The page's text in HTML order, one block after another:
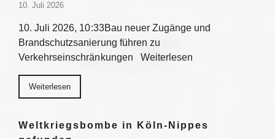
10. Juli 2026
10. Juli 2026, 10:33Bau neuer Zugänge und
Brandschutzsanierung führen zu
Verkehrseinschränkungen Weiterlesen
Weiterlesen
Weltkriegsbombe in Köln-Nippes